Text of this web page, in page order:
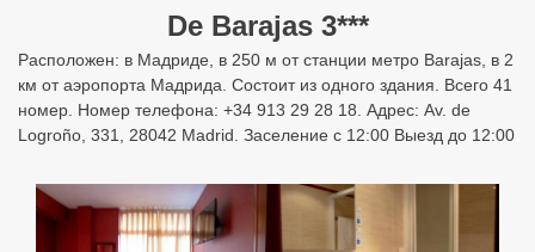
De Barajas 3***
Расположен: в Мадриде, в 250 м от станции метро Barajas, в 2
км от аэропорта Мадрида. Состоит из одного здания. Всего 41
номер. Номер телефона: +34 913 29 28 18. Адрес: Av. de
Logroño, 331, 28042 Madrid. Заселение с 12:00 Выезд до 12:00